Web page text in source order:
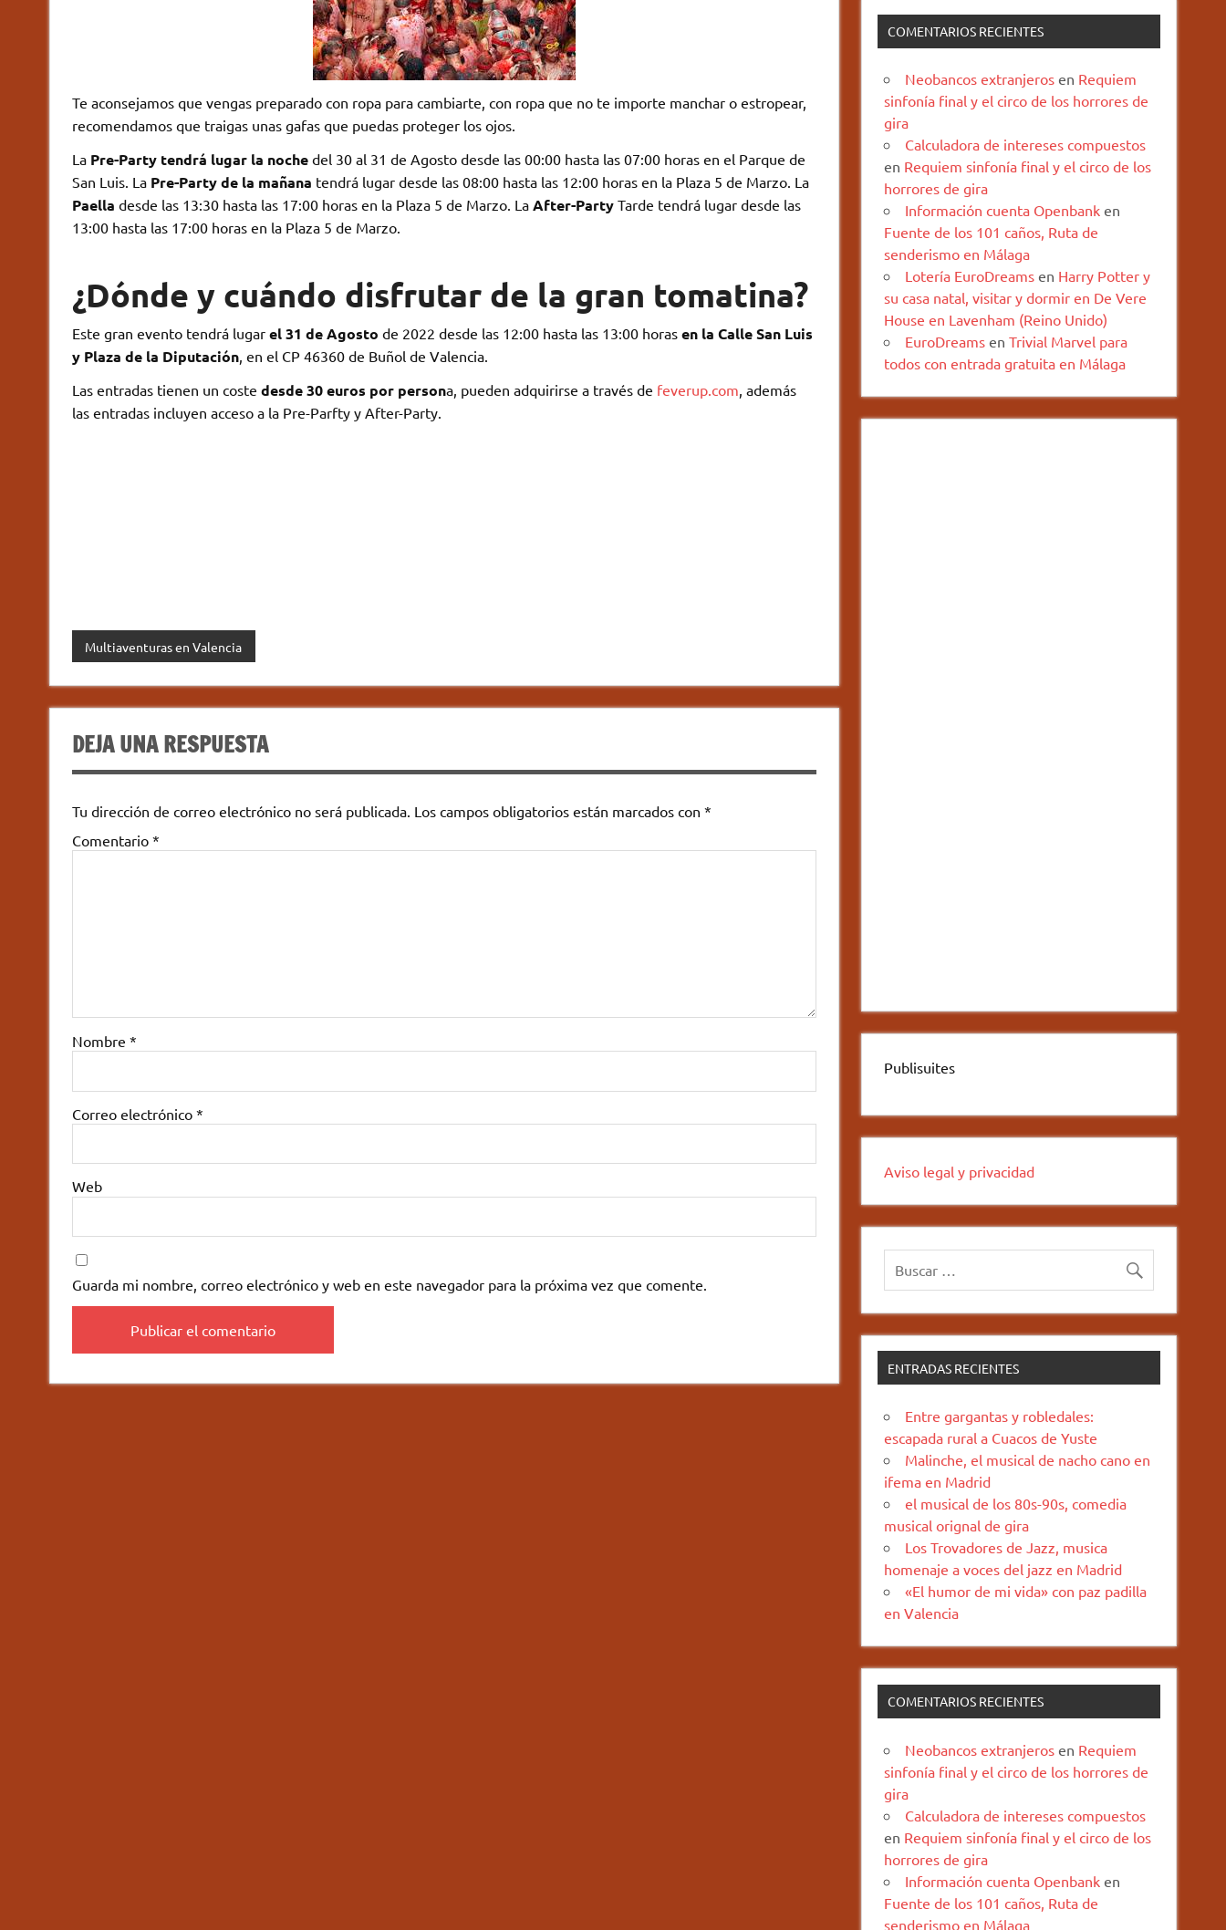
Te aconsejamos que vengas preparado con ropa para cambiarte, con ropa que no te importe manchar o estropear,
recomendamos que traigas unas gafas que puedas proteger los ojos.
La Pre-Party tendrá lugar la nochedel 30 al 31 de Agosto desde las 00:00 hasta las 07:00 horas en el Parque de
San Luis. La Pre-Party de la mañana tendrá lugar desde las 08:00 hasta las 12:00 horas en la Plaza 5 de Marzo. La
Paella desde las 13:30 hasta las 17:00 horas en la Plaza 5 de Marzo. LaAfter-Party Tarde tendrá lugar desde las
13:00 hasta las 17:00 horas en la Plaza 5 de Marzo.
¿Dónde y cuándo disfrutar de la gran tomatina?
Este gran evento tendrá lugar el 31 de Agosto de 2022 desde las 12:00 hasta las 13:00 horas en la Calle San Luis
y Plaza de la Diputación, en el CP 46360 de Buñol de Valencia.
Las entradas tienen un coste desde 30 euros por persona, pueden adquirirse a través de feverup.com , además
las entradas incluyen acceso a la Pre-Parfty y After-Party.
Multiaventuras en Valencia
DEJA UNA RESPUESTA
Tu dirección de correo electrónico no será publicada. Los campos obligatorios están marcados con *
Comentario *
Nombre *
Correo electrónico *
Web
Guarda mi nombre, correo electrónico y web en este navegador para la próxima vez que comente.
COMENTARIOS RECIENTES
Neobancos extranjeros en Requiem
sinfonía final y el circo de los horrores de
gira
Calculadora de intereses compuestos
en Requiem sinfonía final y el circo de los
horrores de gira
Información cuenta Openbank en
Fuente de los 101 caños, Ruta de
senderismo en Málaga
Lotería EuroDreams en Harry Potter y
su casa natal, visitar y dormir en De Vere
House en Lavenham (Reino Unido)
EuroDreams enTrivial Marvel para
todos con entrada gratuita en Málaga
Publisuites
Aviso legal y privacidad
ENTRADAS RECIENTES
Entre gargantas y robledales:
escapada rural a Cuacos de Yuste
Malinche, el musical de nacho cano en
ifema en Madrid
el musical de los 80s-90s, comedia
musical orignal de gira
Los Trovadores de Jazz, musica
homenaje a voces del jazz en Madrid
«El humor de mi vida» con paz padilla
en Valencia
COMENTARIOS RECIENTES
Neobancos extranjeros en Requiem
sinfonía final y el circo de los horrores de
gira
Calculadora de intereses compuestos
en Requiem sinfonía final y el circo de los
horrores de gira
Información cuenta Openbank en
Fuente de los 101 caños, Ruta de
senderismo en Málaga